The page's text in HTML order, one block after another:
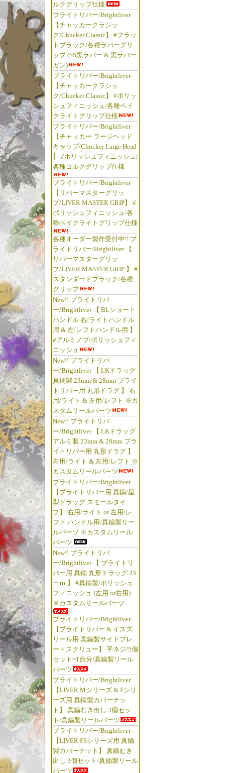
ルクグリップ仕様
ブライトリバー/Brightliver
【チャッカークラシッ
ク/Chucker Classic】 #フラッ
トブラック/各種ラバーグリ
ップ (SS黒ラバー & 黒ラバー
ガン)
ブライトリバー/Brightliver
【チャッカークラシッ
ク/Chucker Classic】 #ポリッ
シュフィニッシュ/各種ベイ
クライトグリップ仕様
ブライトリバー/Brightliver
【チャッカー ラージヘッド
キャップ/Chucker Large Head
】 #ポリッシュフィニッシュ/
各種コルクグリップ仕様
ブライトリバー/Brightliver
【リバーマスターグリッ
プ/LIVER MASTER GRIP】 #
ポリッシュフィニッシュ/各
種ベイクライトグリップ仕様
各種オーダー製作受付中!! ブ
ライトリバー/Brightliver 【
リバーマスターグリッ
プ/LIVER MASTER GRIP 】 #
スタンダードブラック/各種
グリップ
New!! ブライトリバ
ー/Brightliver 【 BLショート
ハンドル 右/ライトハンドル
用 & 左/レフトハンドル用 】
#アルミノブ/ポリッシュフィ
ニッシュ
New!! ブライトリバ
ー/Brightliver 【 LKドラッグ
真鍮製 23mm & 28mm ブライ
トリバー用 丸形ドラグ 】 右
用/ライト & 左用/レフト ※カ
スタムリールパーツ
New!! ブライトリバ
ー/Brightliver 【 LKドラッグ
アルミ製 23mm & 28mm ブラ
イトリバー用 丸形ドラグ 】
右用/ライト & 左用/レフト ※
カスタムリールパーツ
ブライトリバー/Brightliver
【ブライトリバー用 真鍮/星
型ドラッグ スモールタイ
プ】 右用/ライト or 左用/レ
フト ハンドル用/真鍮製リー
ルパーツ ※カスタムリール
パーツ
New!! ブライトリバ
ー/Brightliver 【 ブライトリ
バー用 真鍮 丸形ドラッグ 23
ｍｍ 】 #真鍮製/ポリッシュ
フィニッシュ (左用 or右用)
※カスタムリールパーツ
ブライトリバー/Brightliver
【ブライトリバー & イスズ
リール用 真鍮製サイドプレ
ートスクリュー】 平ネジ/5個
セット=1台分/真鍮製リール
パーツ
ブライトリバー/Brightliver
【LIVER Mシリーズ & Fシリ
ーズ用 真鍮製カバーナッ
ト】 真鍮むき出し 3個セッ
ト/真鍮製リールパーツ
ブライトリバー/Brightliver
【LIVER FSシリーズ用 真鍮
製カバーナット】 真鍮むき
出し 3個セット/真鍮製リール
パーツ